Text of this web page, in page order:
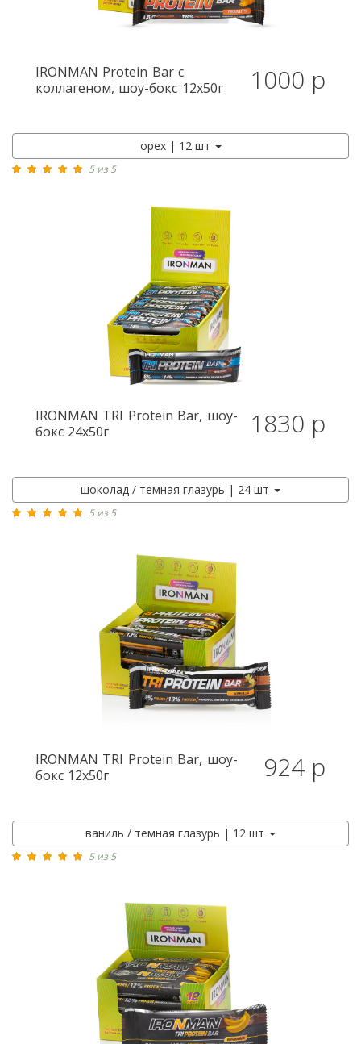
IRONMAN Protein Bar с
коллагеном, шоу-бокс 12x50г
1000 р
орех | 12 шт
5 из 5
IRONMAN TRI Protein Bar, шоу-
бокc 24x50г
1830 р
шоколад / темная глазурь | 24 шт
5 из 5
IRONMAN TRI Protein Bar, шоу-
бокс 12x50г
924 р
ваниль / темная глазурь | 12 шт
5 из 5